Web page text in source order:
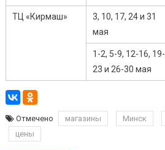
ТЦ «Кирмаш»
3, 10, 17, 24 и 31
мая
1-2, 5-9, 12-16, 19-
23 и 26-30 мая
Отмечено магазины Минск
цены